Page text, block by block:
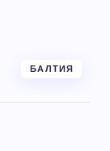
БАЛТИЯ